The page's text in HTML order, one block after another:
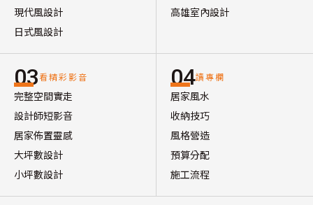
現代風設計
日式風設計
高雄室內設計
03看精彩影音
完整空間實走
設計師短影音
居家佈置靈感
大坪數設計
小坪數設計
04讀專欄
居家風水
收納技巧
風格營造
預算分配
施工流程